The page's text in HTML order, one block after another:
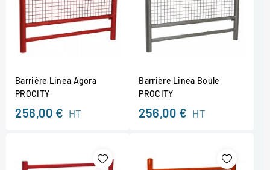
Barrière Linea Agora
PROCITY
256,00 € HT
Barrière Linea Boule
PROCITY
256,00 € HT